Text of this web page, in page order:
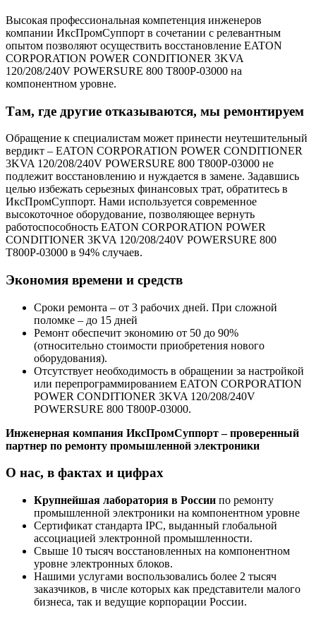
Высокая профессиональная компетенция инженеров
компании ИксПромСуппорт в сочетании с релевантным
опытом позволяют осуществить восстановление EATON
CORPORATION POWER CONDITIONER 3KVA
120/208/240V POWERSURE 800 T800P-03000 на
компонентном уровне.
Там, где другие отказываются, мы ремонтируем
Обращение к специалистам может принести неутешительный
вердикт – EATON CORPORATION POWER CONDITIONER
3KVA 120/208/240V POWERSURE 800 T800P-03000 не
подлежит восстановлению и нуждается в замене. Задавшись
целью избежать серьезных финансовых трат, обратитесь в
ИксПромСуппорт. Нами используется современное
высокоточное оборудование, позволяющее вернуть
работоспособность EATON CORPORATION POWER
CONDITIONER 3KVA 120/208/240V POWERSURE 800
T800P-03000 в 94% случаев.
Экономия времени и средств
Сроки ремонта – от 3 рабочих дней. При сложной
поломке – до 15 дней
Ремонт обеспечит экономию от 50 до 90%
(относительно стоимости приобретения нового
оборудования).
Отсутствует необходимость в обращении за настройкой
или перепрограммированием EATON CORPORATION
POWER CONDITIONER 3KVA 120/208/240V
POWERSURE 800 T800P-03000.
Инженерная компания ИксПромСуппорт – проверенный
партнер по ремонту промышленной электроники
О нас, в фактах и цифрах
Крупнейшая лаборатория в России по ремонту
промышленной электроники на компонентном уровне
Сертификат стандарта IPC, выданный глобальной
ассоциацией электронной промышленности.
Свыше 10 тысяч восстановленных на компонентном
уровне электронных блоков.
Нашими услугами воспользовались более 2 тысяч
заказчиков, в числе которых как представители малого
бизнеса, так и ведущие корпорации России.